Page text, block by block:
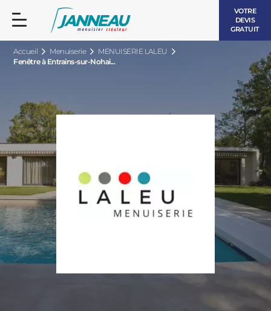
VOTRE
DEVIS
GRATUIT
Accueil Menuiserie
MENUISERIE LALEU
Fenêtre à Entrains-sur-Nohai...
FENÊTRES ET PORTES-FENÊTRES
BOIS
BAIES VITRÉES
PORTES D’ENTRÉELES INTEMPORELLES
VOLETS ROULANTS
PERGOLAS